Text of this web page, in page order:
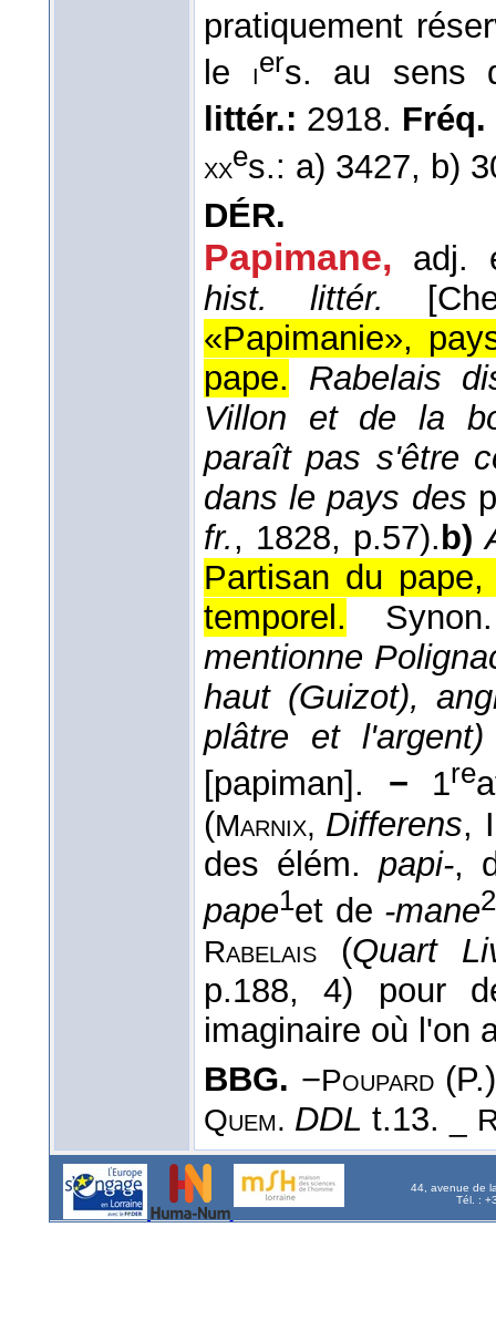
pratiquement
le
iers. au sens
littér.: 2918.
xxes.: a) 3427, b)
DÉR.
Papimane, adj.
hist. littér.
«Papimanie»,
pape.
Rabelais
Villon et de la
paraît pas s'être
dans le pays des
fr., 1828, p.57).b)
Partisan du
temporel.
mentionne
haut (Guizot),
plâtre et l'argent)
[papiman]. − 1re
(Marnix, Differens,
des élém. papi-,
pape1 et de -mane2
Rabelais (Quart
p.188, 4) pour
imaginaire où l'on
BBG. −Poupard
Quem. DDL t.13.
44, avenue de
Tél. :